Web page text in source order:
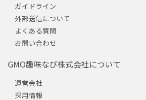
ガイドライン
外部送信について
よくある質問
お問い合わせ
GMO趣味なび株式会社について
運営会社
採用情報